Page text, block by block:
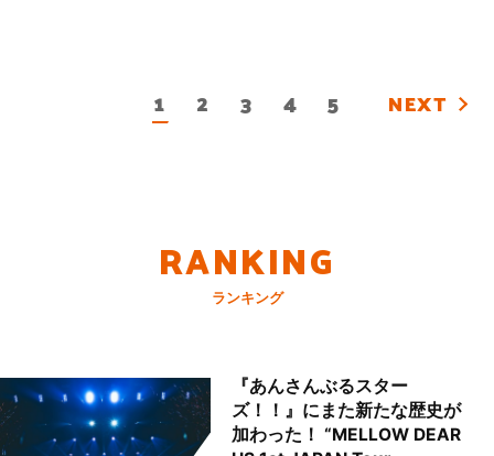
1 2 3 4 5 NEXT
RANKING
ランキング
『あんさんぶるスター
ズ！！』にまた新たな歴史が
加わった！ “MELLOW DEAR